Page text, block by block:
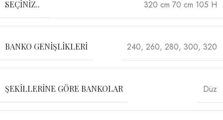
SEÇINIZ..
320 cm 70 cm 105 H
BANKO GENIŞLIKLERI 240, 260, 280, 300, 320
ŞEKILLERINE GÖRE BANKOLAR Düz